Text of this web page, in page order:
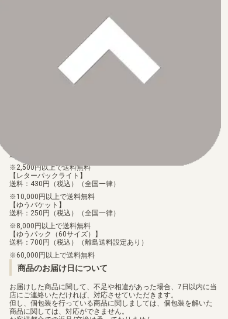
【BW】その他商品
各種ブランドのカードをご利用いただけます。
【Paidy（後払い/コンビニ払い）】
お支払後の在庫確保となりますため、お早めにお支払をお願いし
なお、お支払口座は、注文確認メールに記載しております。
振込手数料はお客様負担となります。
送料：100円（税込）（全国一律）
2,500円以上で送料無料
【レターパックライト】
送料：430円（税込）（全国一律）
10,000円以上で送料無料
【ゆうパケット】
送料：250円（税込）（全国一律）
8,000円以上で送料無料
【ゆうパック（60サイズ）】
送料：700円（税込）（離島送料設定あり）
60,000円以上で送料無料
商品のお届け日について
お届けした商品に関して、不足や相違があった場合、7日以内に当
店にご連絡いただければ、対応させていただきます。
但し、個包装を行っている商品に関しましては、個包装を解いた
商品に関しては、対応ができません。